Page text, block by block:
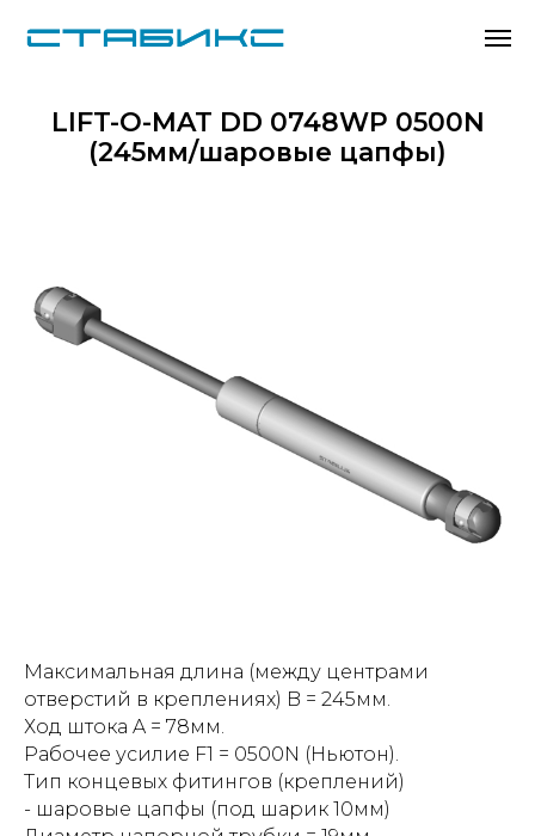
LIFT-O-MAT DD 0748WP 0500N
(245мм/шаровые цапфы)
Максимальная длина (между центрами
отверстий в креплениях) B = 245мм.
Ход штока A = 78мм.
Рабочее усилие F1 = 0500N (Ньютон).
Тип концевых фитингов (креплений)
- шаровые цапфы (под шарик 10мм)